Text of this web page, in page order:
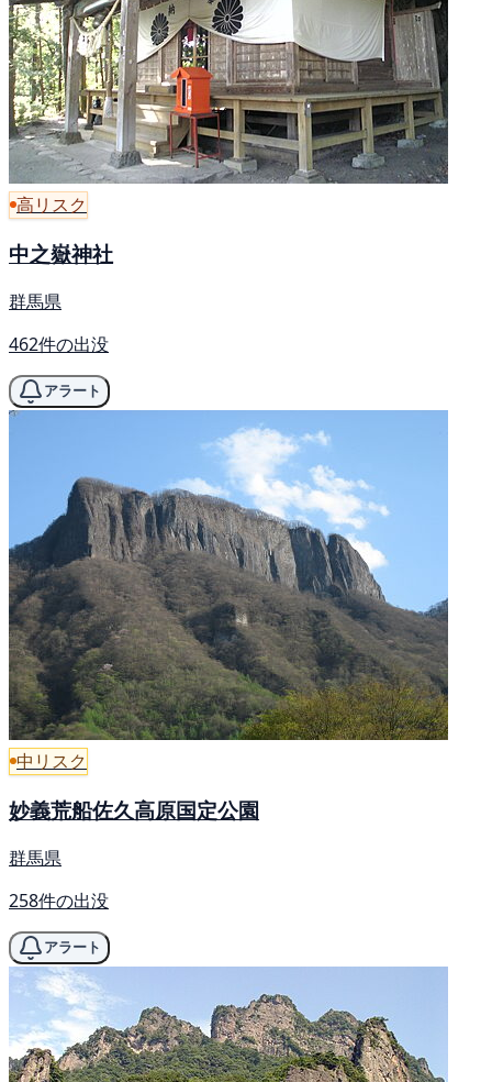
高リスク
中之嶽神社
群馬県
462件の出没
アラート
中リスク
妙義荒船佐久高原国定公園
群馬県
258件の出没
アラート